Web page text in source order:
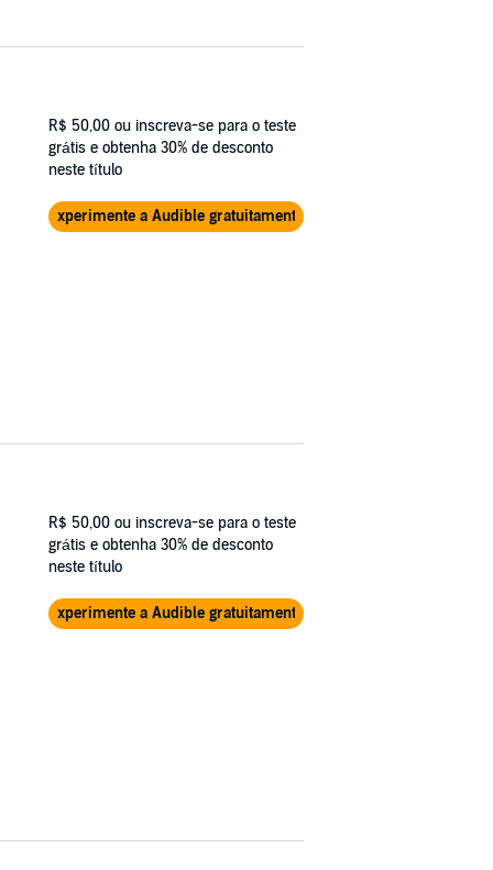
R$ 50,00 ou inscreva-se para o teste
grátis e obtenha 30% de desconto
neste título
Experimente a Audible gratuitamente
R$ 50,00 ou inscreva-se para o teste
grátis e obtenha 30% de desconto
neste título
Experimente a Audible gratuitamente